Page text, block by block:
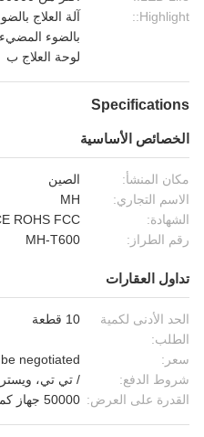
Highlight::
لوحة العلاج ب
Specifications
الخصائص الأساسية
مكان المنشأ:
الصين
الاسم التجاري:
MH
الشهادة:
ROHS FCC
رقم الطراز:
MH-T600
تداول العقارات
الحد الأدنى لكمية
الطلب:
10 قطعة
سعر:
negotiated
شروط الدفع:
/ تي تي،
القدرة على العرض: 50000 جهاز كمبيوتر شخصي في السنة